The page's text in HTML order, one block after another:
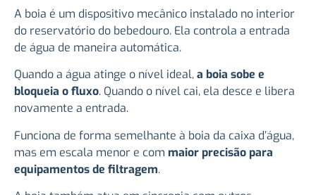
A boia é um dispositivo mecânico instalado no interior
do reservatório do bebedouro. Ela controla a entrada
de água de maneira automática.
Quando a água atinge o nível ideal,a boia sobe e
bloqueia o fluxo. Quando o nível cai, ela desce e libera
novamente a entrada.
Funciona de forma semelhante à boia da caixa d’água,
mas em escala menor e com maior precisão para
equipamentos de filtragem.